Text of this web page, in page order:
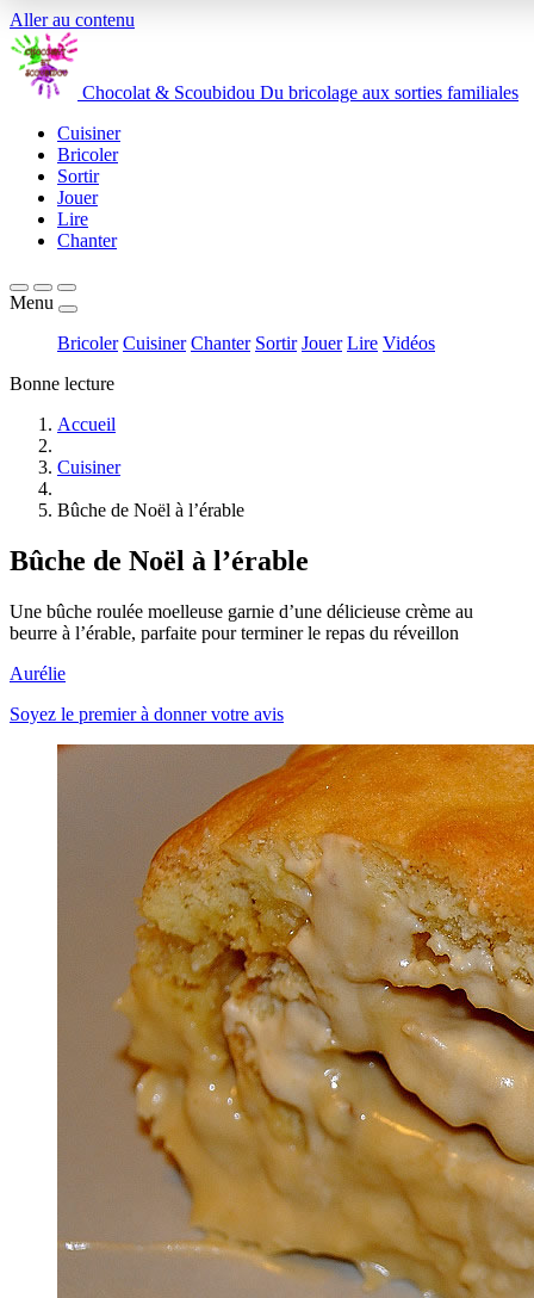
Aller au contenu
Chocolat & Scoubidou Du bricolage aux sorties familiales
Cuisiner
Bricoler
Sortir
Jouer
Lire
Chanter
Menu
Bricoler Cuisiner Chanter Sortir Jouer Lire Vidéos
Bonne lecture
Accueil
Cuisiner
Bûche de Noël à l’érable
Bûche de Noël à l’érable
Une bûche roulée moelleuse garnie d’une délicieuse crème au
beurre à l’érable, parfaite pour terminer le repas du réveillon
Aurélie
Soyez le premier à donner votre avis